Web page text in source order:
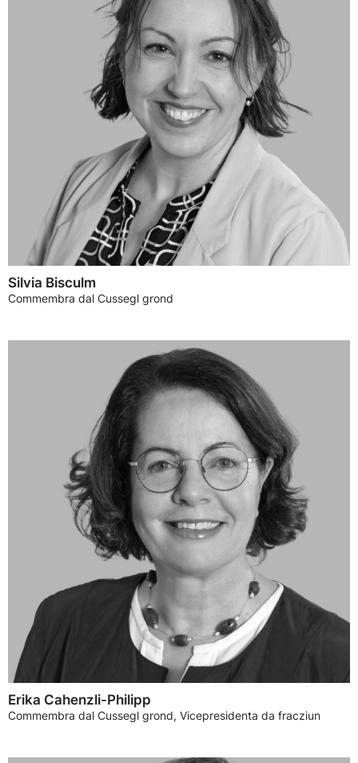
Silvia Bisculm
Commembra dal Cussegl grond
Erika Cahenzli-Philipp
Commembra dal Cussegl grond, Vicepresidenta da fracziun